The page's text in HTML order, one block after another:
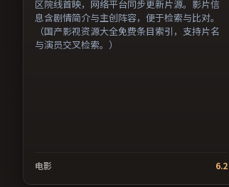
区院线首映，网络平台同步更新片源。影片信
息含剧情简介与主创阵容，便于检索与比对。
（国产影视资源大全免费条目索引，支持片名
与演员交叉检索。）
电影 6.2